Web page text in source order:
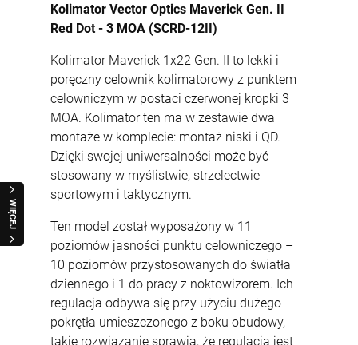
WIĘCEJ
Kolimator Vector Optics Maverick Gen. II
Red Dot - 3 MOA (SCRD-12II)
Kolimator Maverick 1x22 Gen. II to lekki i
poręczny celownik kolimatorowy z punktem
celowniczym w postaci czerwonej kropki 3
MOA. Kolimator ten ma w zestawie dwa
montaże w komplecie: montaż niski i QD.
Dzięki swojej uniwersalności może być
stosowany w myślistwie, strzelectwie
sportowym i taktycznym.
Ten model został wyposażony w 11
poziomów jasności punktu celowniczego –
10 poziomów przystosowanych do światła
dziennego i 1 do pracy z noktowizorem. Ich
regulacja odbywa się przy użyciu dużego
pokrętła umieszczonego z boku obudowy,
takie rozwiązanie sprawia, że regulacja jest